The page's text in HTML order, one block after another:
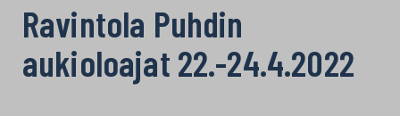
Ravintola Puhdin
aukioloajat 22.-24.4.2022